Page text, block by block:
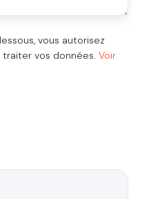
vous autorisez
traiter vos données. Voir